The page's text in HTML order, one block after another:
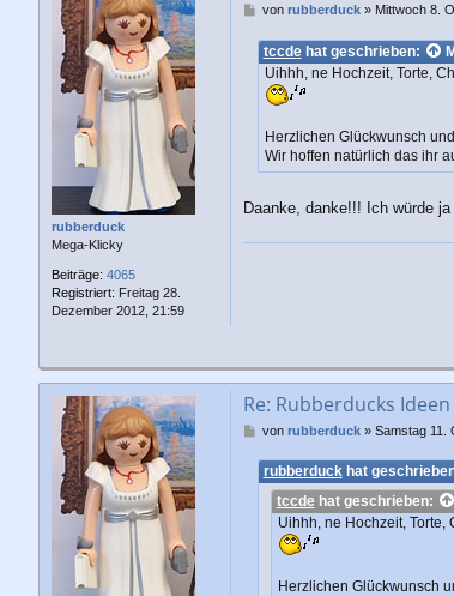
rubberduck
Mega-Klicky
Beiträge: 4065
Registriert: Freitag 28.
Dezember 2012, 21:59
B
i
t
von rubberduck» Mittwoch 8.
tccdehat geschrieben:
Uihhh, ne Hochzeit, Torte,
Herzlichen Glückwunsch
Wir hoffen natürlich das ihr
Daanke, danke!!! Ich würde
Re: Rubberducks
B
i
t
von rubberduck» Samstag 11.
rubberduckhat
tccdehat geschrieben:
Uihhh, ne Hochzeit,
Herzlichen Glückwunsch